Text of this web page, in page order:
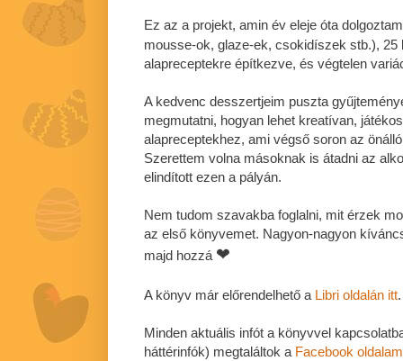
Ez az a projekt, amin év eleje óta
mousse-ok, glaze-ek, csokidíszek stb.),
alapreceptekre építkezve, és végtelen
A kedvenc desszertjeim puszta
megmutatni, hogyan lehet kreatívan,
alapreceptekhez, ami végső soron az
Szerettem volna másoknak is átadni az
elindított ezen a pályán.
Nem tudom szavakba foglalni, mit érzek
az első könyvemet. Nagyon-nagyon
majd hozzá ❤
A könyv már előrendelhető a Libri oldalán itt.
Minden aktuális infót a könyvvel
háttérinfók) megtaláltok a Facebook